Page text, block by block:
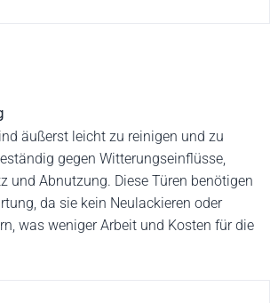
äußerst leicht zu reinigen und zu
gegen Witterungseinflüsse,
und Abnutzung. Diese Türen benötigen
da sie kein Neulackieren oder
was weniger Arbeit und Kosten für die